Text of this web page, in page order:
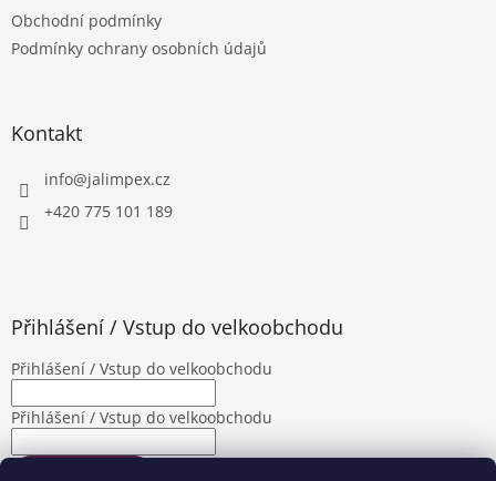
Obchodní podmínky
Podmínky ochrany osobních údajů
Kontakt
info@jalimpex.cz
+420 775 101 189
Přihlášení / Vstup do velkoobchodu
Přihlášení / Vstup do velkoobchodu
Přihlášení / Vstup do velkoobchodu